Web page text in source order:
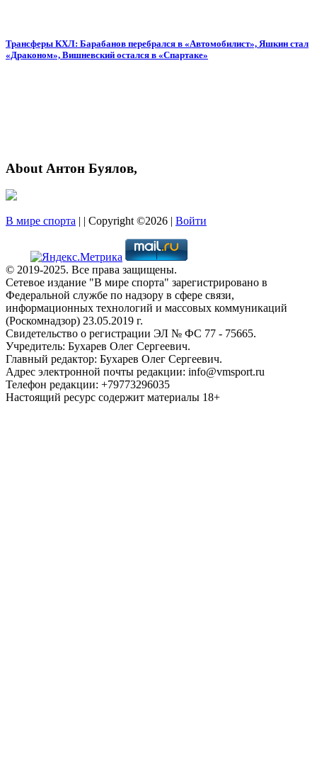
Трансферы КХЛ: Барабанов перебрался в «Автомобилист», Яшкин стал
«Драконом», Вишневский остался в «Спартаке»
About Антон Буялов,
В мире спорта | | Copyright ©2026 | Войти
© 2019-2025. Все права защищены.
Сетевое издание "В мире спорта" зарегистрировано в
Федеральной службе по надзору в сфере связи,
информационных технологий и массовых коммуникаций
(Роскомнадзор) 23.05.2019 г.
Свидетельство о регистрации ЭЛ № ФС 77 - 75665.
Учредитель: Бухарев Олег Сергеевич.
Главный редактор: Бухарев Олег Сергеевич.
Адрес электронной почты редакции: info@vmsport.ru
Телефон редакции: +79773296035
Настоящий ресурс содержит материалы 18+